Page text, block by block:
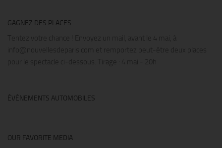
GAGNEZ DES PLACES
Tentez votre chance ! Envoyez un mail, avant le 4 mai, à
info@nouvellesdeparis.com et remportez peut-être deux places
pour le spectacle ci-dessous. Tirage : 4 mai - 20h
ÉVÉNEMENTS AUTOMOBILES
OUR FAVORITE MEDIA